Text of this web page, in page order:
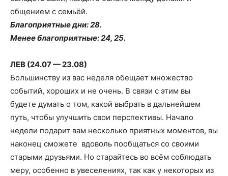
общением с семьёй.
Благоприятные дни: 28.
Менее благоприятные: 24, 25.
ЛЕВ (24.07 — 23.08)
Большинству из вас неделя обещает множество
событий, хороших и не очень. В связи с этим вы
будете думать о том, какой выбрать в дальнейшем
путь, чтобы улучшить свои перспективы. Начало
недели подарит вам несколько приятных моментов, вы
наконец сможете вдоволь пообщаться со своими
старыми друзьями. Но старайтесь во всём соблюдать
меру, особенно в увеселениях, так как у некоторых из